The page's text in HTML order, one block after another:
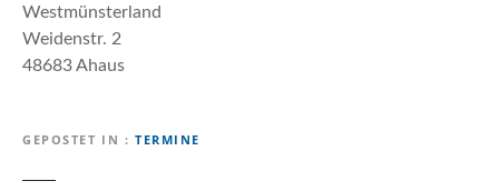
Westmünsterland
Weidenstr. 2
48683 Ahaus
GEPOSTET IN TERMINE